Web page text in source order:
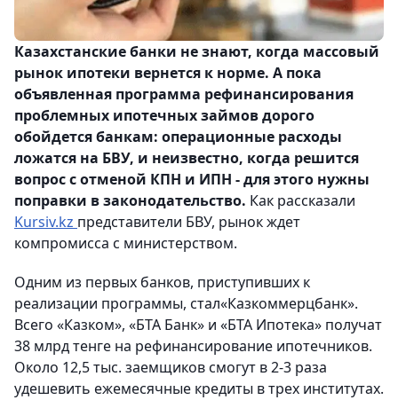
Казахстанские банки не знают, когда массовый
рынок ипотеки вернется к норме. А пока
объявленная программа рефинансирования
проблемных ипотечных займов дорого
обойдется банкам: операционные расходы
ложатся на БВУ, и неизвестно, когда решится
вопрос с отменой КПН и ИПН - для этого нужны
поправки в законодательство. Как рассказали
Kursiv.kz представители БВУ, рынок ждет
компромисса с министерством.
Одним из первых банков, приступивших к
реализации программы, стал«Казкоммерцбанк».
Всего «Казком», «БТА Банк» и «БТА Ипотека» получат
38 млрд тенге на рефинансирование ипотечников.
Около 12,5 тыс. заемщиков смогут в 2-3 раза
удешевить ежемесячные кредиты в трех институтах.